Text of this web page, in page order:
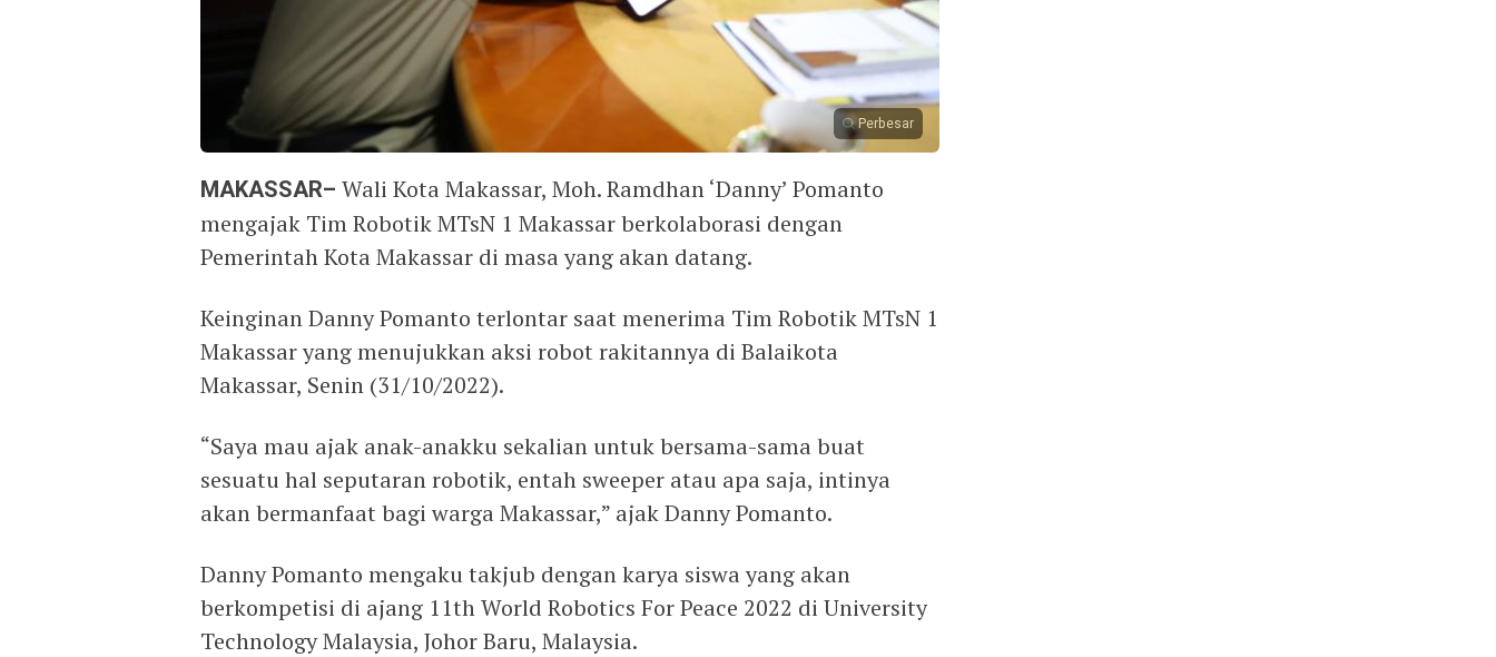
Perbesar
MAKASSAR– Wali Kota Makassar, Moh. Ramdhan ‘Danny’ Pomanto
mengajak Tim Robotik MTsN 1 Makassar berkolaborasi dengan
Pemerintah Kota Makassar di masa yang akan datang.
Keinginan Danny Pomanto terlontar saat menerima Tim Robotik MTsN 1
Makassar yang menujukkan aksi robot rakitannya di Balaikota
Makassar, Senin (31/10/2022).
“Saya mau ajak anak-anakku sekalian untuk bersama-sama buat
sesuatu hal seputaran robotik, entah sweeper atau apa saja, intinya
akan bermanfaat bagi warga Makassar,” ajak Danny Pomanto.
Danny Pomanto mengaku takjub dengan karya siswa yang akan
berkompetisi di ajang 11th World Robotics For Peace 2022 di University
Technology Malaysia, Johor Baru, Malaysia.